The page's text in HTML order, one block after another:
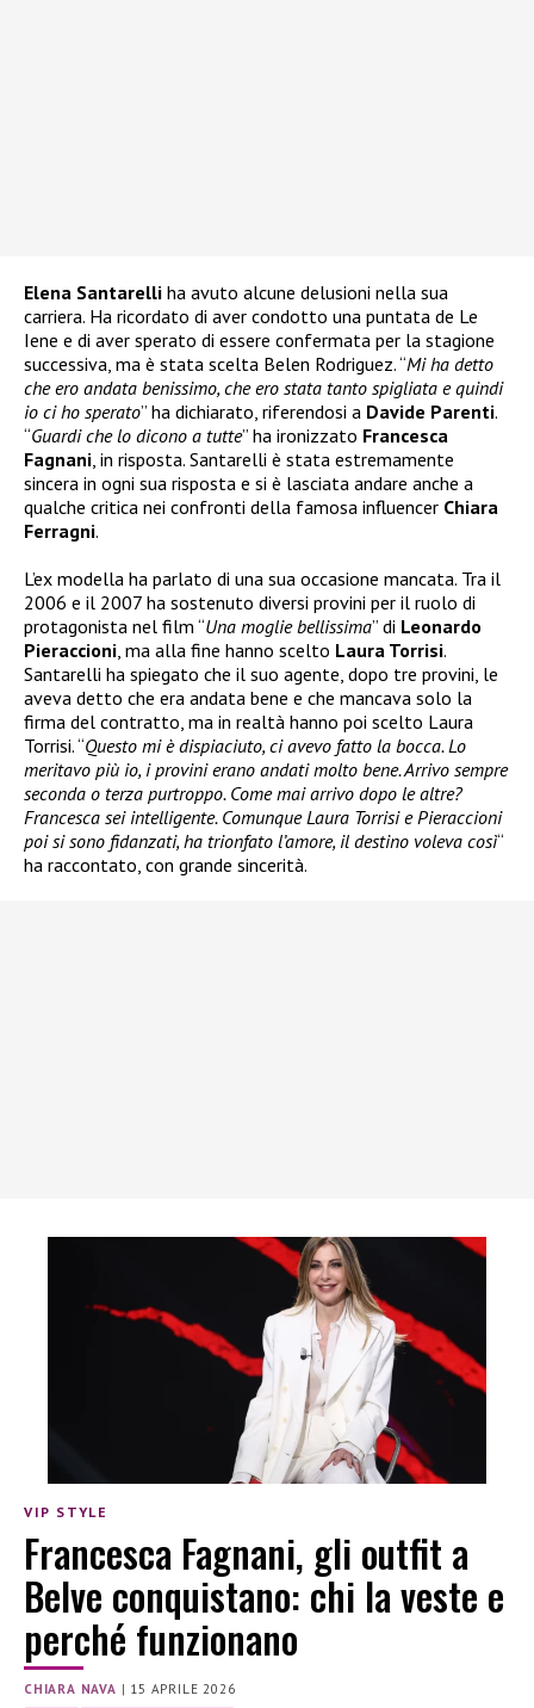
Elena Santarelli ha avuto alcune delusioni nella sua
carriera. Ha ricordato di aver condotto una puntata de Le
Iene e di aver sperato di essere confermata per la stagione
successiva, ma è stata scelta Belen Rodriguez. “Mi ha detto
che ero andata benissimo, che ero stata tanto spigliata e quindi
io ci ho sperato” ha dichiarato, riferendosi a Davide Parenti.
“Guardi che lo dicono a tutte” ha ironizzato Francesca
Fagnani , in risposta. Santarelli è stata estremamente
sincera in ogni sua risposta e si è lasciata andare anche a
qualche critica nei confronti della famosa influencer Chiara
Ferragni.
L’ex modella ha parlato di una sua occasione mancata. Tra il
2006 e il 2007 ha sostenuto diversi provini per il ruolo di
protagonista nel film “Una moglie bellissima” di Leonardo
Pieraccioni , ma alla fine hanno scelto Laura Torrisi.
Santarelli ha spiegato che il suo agente, dopo tre provini, le
aveva detto che era andata bene e che mancava solo la
firma del contratto, ma in realtà hanno poi scelto Laura
Torrisi. “Questo mi è dispiaciuto, ci avevo fatto la bocca. Lo
meritavo più io, i provini erano andati molto bene. Arrivo sempre
seconda o terza purtroppo. Come mai arrivo dopo le altre?
Francesca sei intelligente. Comunque Laura Torrisi e Pieraccioni
poi si sono fidanzati, ha trionfato l’amore, il destino voleva così“
ha raccontato, con grande sincerità.
VIP STYLE
Francesca Fagnani, gli outfit a
Belve conquistano: chi la veste e
perché funzionano
CHIARA NAVA | 15 APRILE 2026